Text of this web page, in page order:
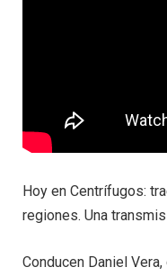
Hoy en Centrífugos:
regiones. Una
Conducen Daniel